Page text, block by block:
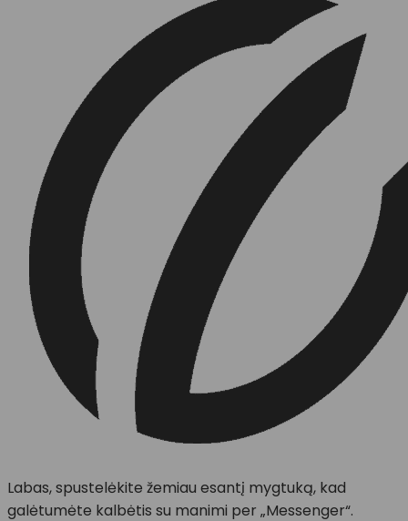
Labas, spustelėkite žemiau esantį mygtuką, kad
galėtumėte kalbėtis su manimi per „Messenger“.